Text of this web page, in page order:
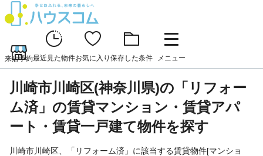
来店予約最近見た物件お気に入り 保存した条件 メニュー
川崎市川崎区(神奈川県)の「リフォー
ム済」の賃貸マンション・賃貸アパ
ート・賃貸一戸建て物件を探す
川崎市川崎区、「リフォーム済」に該当する賃貸物件[マンショ